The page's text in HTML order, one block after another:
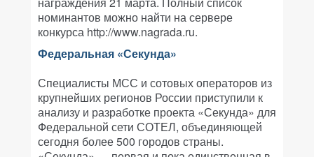
номинантов можно найти на сервере
конкурса http://www.nagrada.ru.
Федеральная «Секунда»
Специалисты МСС и сотовых операторов из
крупнейших регионов России приступили к
анализу и разработке проекта «Секунда» для
Федеральной сети СОТЕЛ, объединяющей
сегодня более 500 городов страны.